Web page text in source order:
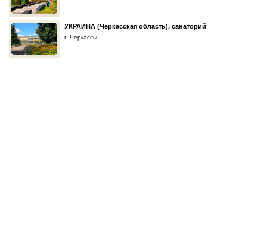
УКРАИНА (Черкасская область), санаторий
г. Черкассы